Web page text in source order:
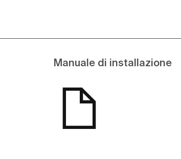
Manuale di installazione